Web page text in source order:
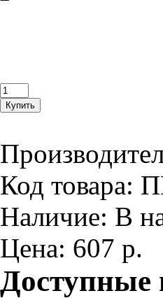
Код товара:
Наличие: В
Цена: 607 р.
Доступные